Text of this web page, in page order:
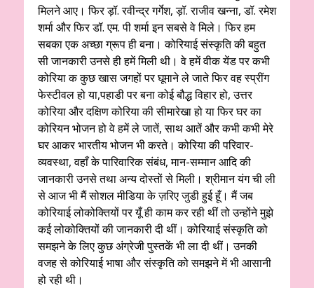
मिलने आए। फिर ड़ॉ. रवीन्द्र गर्गेश, ड़ॉ. राजीव खन्ना, डॉ. रमेश
शर्मा और फिर डॉ. एम. पी शर्मा इन सबसे वे मिले। फिर हम
सबका एक अच्छा ग्रूप ही बना। कोरियाई संस्कृति की बहुत
सी जानकारी उनसे ही हमें मिली थी। वे हमें वीक येंड पर कभी
कोरिया क कुछ खास जगहों पर घूमाने ले जाते फिर वह स्प्रींग
फेस्टीवल हो या,पहाडी पर बना कोई बौद्ध विहार हो, उत्तर
कोरिया और दक्षिण कोरिया की सीमारेखा हो या फिर घर का
कोरियन भोजन हो वे हमें ले जातें, साथ आतें और कभी कभी मेरे
घर आकर भारतीय भोजन भी करते। कोरिया की परिवार-
व्यवस्था, वहाँ के पारिवारिक संबंध, मान-सम्मान आदि की
जानकारी उनसे तथा अन्य दोस्तों से मिली। श्रीमान यंग ची ली
से आज भी मैं सोशल मीडिया के ज़रिए जुडी हुई हूँ। मैं जब
कोरियाई लोकोक्तियों पर यूँ ही काम कर रही थीं तो उन्होंने मुझे
कई लोकोक्तियों की जानकारी दी थीं। कोरियाई संस्कृति को
समझने के लिए कुछ अंग्रेजी पुस्तकें भी ला दी थीं। उनकी
वजह से कोरियाई भाषा और संस्कृति को समझने में भी आसानी
हो रही थी।